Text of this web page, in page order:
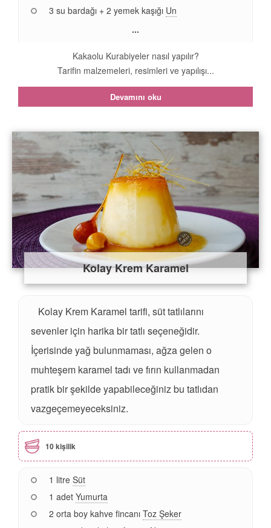
3 su bardağı + 2 yemek kaşığı Un
...
Kakaolu Kurabiyeler nasıl yapılır?
Tarifin malzemeleri, resimleri ve yapılışı...
Devamını oku
Kolay Krem Karamel
Kolay Krem Karamel tarifi, süt tatlılarını
sevenler için harika bir tatlı seçeneğidir.
İçerisinde yağ bulunmaması, ağza gelen o
muhteşem karamel tadı ve fırın kullanmadan
pratik bir şekilde yapabileceğiniz bu tatlıdan
vazgeçemeyeceksiniz.
10 kişilik
1 litre Süt
1 adet Yumurta
2 orta boy kahve fincanı Toz Şeker